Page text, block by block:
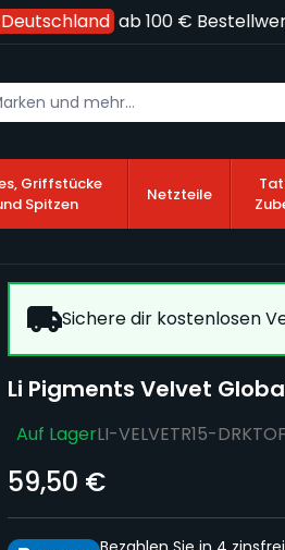
ab 100 € Bestellwert
Griffstücke
Spitzen
Netzteile
Sichere dir kostenlosen
Li Pigments Velvet
Auf LagerLI-VELVETR15-DRKTOF
59,50 €